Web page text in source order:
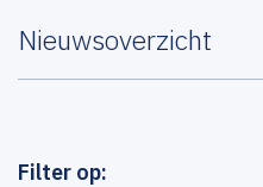
Nieuwsoverzicht
Filter op: